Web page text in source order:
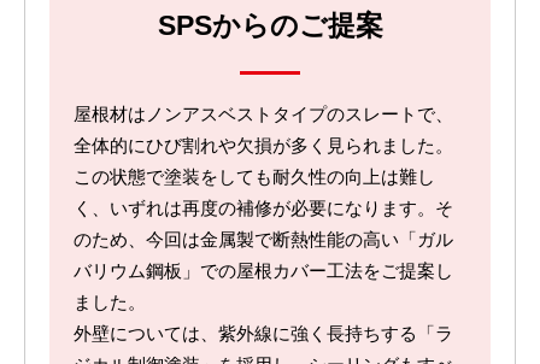
SPSからのご提案
屋根材はノンアスベストタイプのスレートで、
全体的にひび割れや欠損が多く見られました。
この状態で塗装をしても耐久性の向上は難し
く、いずれは再度の補修が必要になります。そ
のため、今回は金属製で断熱性能の高い「ガル
バリウム鋼板」での屋根カバー工法をご提案し
ました。
外壁については、紫外線に強く長持ちする「ラ